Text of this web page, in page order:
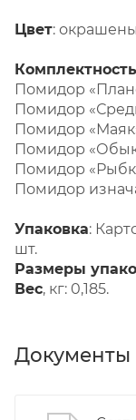
Цвет:
Комплектность
Помидор
Помидор
Помидор
Помидор
Помидор
Помидор
Упаковка:
шт.
Размеры
Вес, кг: 0,185.
Документы